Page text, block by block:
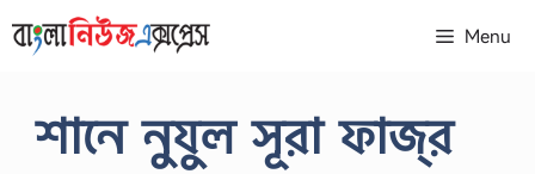
to
Menu
শানে নুযুল সূরা ফাজ্‌র